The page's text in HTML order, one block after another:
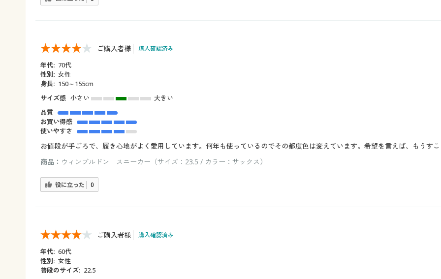
ご購入者様 購入確認済み
年代: 70代
性別: 女性
身長: 150～155cm
サイズ感 小さい
大きい
品質
お買い得感
使いやすさ
お値段が手ごろで、履き心地がよく愛用しています。何年も使っているのでその都度色は変えています。希望を言えば、もうすこ
商品： ウィンブルドン スニーカー（サイズ：23.5 / カラー：サックス）
役に立った 0
ご購入者様 購入確認済み
年代: 60代
性別: 女性
普段のサイズ: 22.5